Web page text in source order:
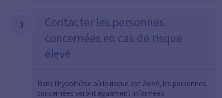
3
Contacter les personnes
concernées en cas de risque
élevé
Dans l’hypothèse où le risque est élevé, les personnes
concernées seront également informées.